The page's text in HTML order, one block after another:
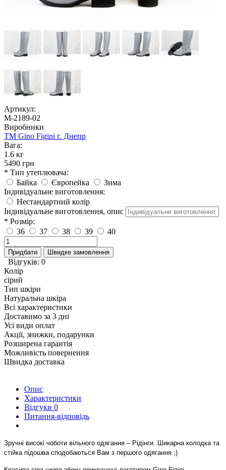
Артикул:
М-2189-02
Виробники
TM Gino Figini г. Днепр
Вага:
1.6 кг
5490 грн
* Тип утеплювача:
Байка
Європейка
Зима
Індивідуальне виготовлення:
Нестандартний колір
Індивідуальне виготовлення, опис
* Розмір:
36
37 38 39 40
Придбати Швидке замовлення
Відгуків: 0
Колір
сірий
Тип шкіри
Натуральна шкіра
Всі характеристики
Доставимо за 3 дні
Усі види оплат
Акції, знижки, подарунки
Розширена гарантія
Можливість повернення
Швидка доставка
Опис
Характеристики
Відгуки 0
Питання-відповідь
Зручні високі чоботи вільного одягання – Рідінги. Шикарна колодка та
стійка підошва сподобаються Вам з першого одягання ;)